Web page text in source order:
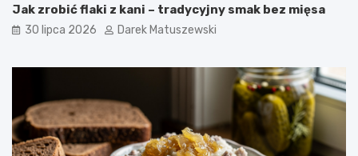
Jak zrobić flaki z kani – tradycyjny smak bez mięsa
30 lipca 2026 Darek Matuszewski